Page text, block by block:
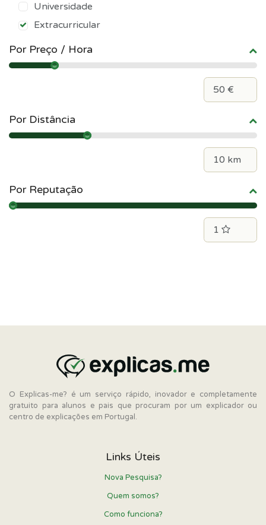
Universidade
Extracurricular
Por Preço / Hora
Por Distância
Por Reputação
O Explicas-me? é um serviço rápido, inovador e completamente
gratuito para alunos e pais que procuram por um explicador ou
centro de explicações em Portugal.
Links Úteis
Nova Pesquisa?
Quem somos?
Como funciona?